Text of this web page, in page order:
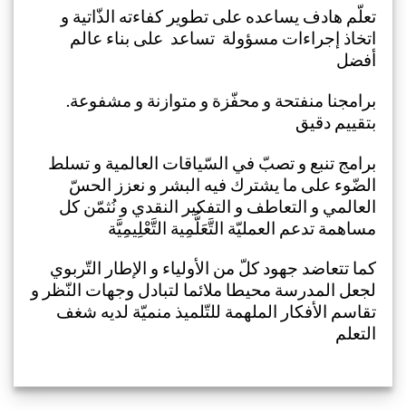
تعلّم هادف يساعده على تطوير كفاءته الذّاتية و
اتخاذ إجراءات مسؤولة تساعد على بناء عالم
أفضل
.برامجنا منفتحة و محفّزة و متوازنة و مشفوعة
بتقييم دقيق
الضّوء على ما يشترك فيه البشر و نعزز الحسّ
العالمي و التعاطف و التفكير النقدي و نُثمّن كل
مساهمة تدعم العمليّة التَّعَلُّمِية التَّعْلِيمِيَّة
لجعل المدرسة محيطا ملائما لتبادل وجهات النّظر و
تقاسم الأفكار الملهمة للتّلميذ منميّة لديه شغف
التعلم